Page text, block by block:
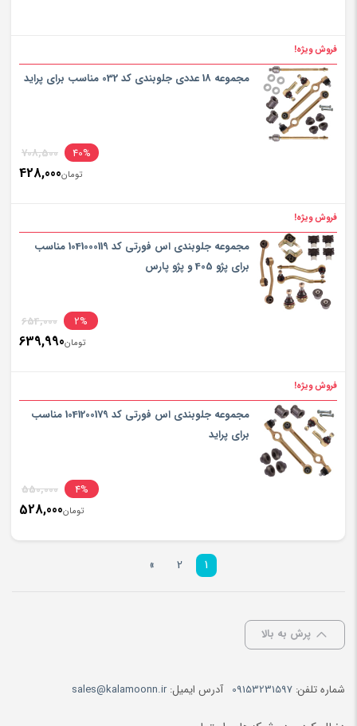
فروش ویژه!
مجموعه 18 عددی جلوبندی کد 032 مناسب برای پراید
40%
708,500
تومان428,000
فروش ویژه!
مجموعه جلوبندی اس فورتی کد 1041000119 مناسب
برای پژو 405 و پژو پارس
2%
654,000
تومان639,990
فروش ویژه!
مجموعه جلوبندی اس فورتی کد 1041200179 مناسب
برای پراید
4%
550,000
تومان528,000
1
2
»
پرش به بالا
شماره تلفن: 09153231597 آدرس ایمیل:sales@kalamoonn.ir